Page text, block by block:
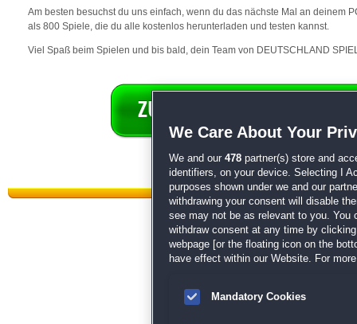
Am besten besuchst du uns einfach, wenn du das nächste Mal an deinem
als 800 Spiele, die du alle kostenlos herunterladen und testen kannst.
Viel Spaß beim Spielen und bis bald, dein Team von DEUTSCHLAND
Datenschutz| AGB|Impressum
We Care About Your
We and our 478 partner(s) store and
identifiers, on your device. Selecting I
purposes shown under we and our
withdrawing your consent will disable
see may not be as relevant to you. You
withdraw consent at any time by
webpage [or the floating icon on the
have effect within our Website. For
Mandatory Cookies